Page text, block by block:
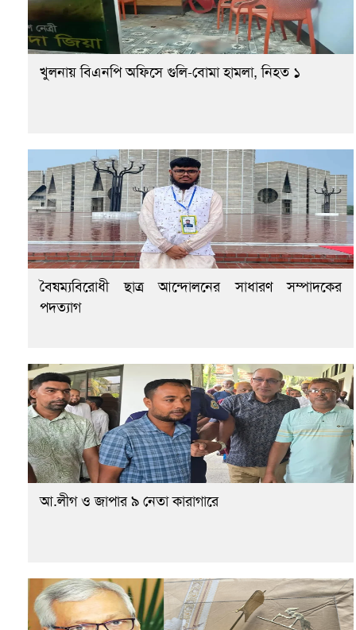
খুলনায় বিএনপি অফিসে গুলি-বোমা হামলা, নিহত ১
বৈষম্যবিরোধী ছাত্র আন্দোলনের সাধারণ সম্পাদকের
পদত্যাগ
আ.লীগ ও জাপার ৯ নেতা কারাগারে